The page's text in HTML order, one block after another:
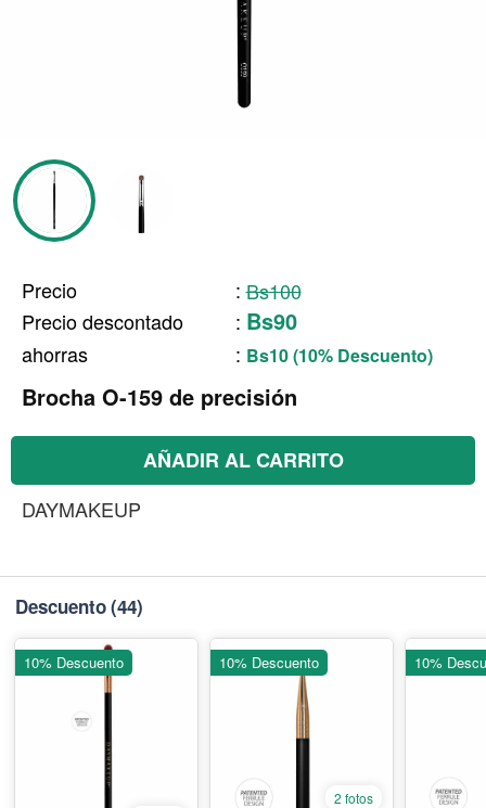
Precio : Bs100
Precio descontado
: Bs90
ahorras : Bs10 (10% Descuento)
Brocha O-159 de precisión
AÑADIR AL CARRITO
DAYMAKEUP
Descuento(44)
10% Descuento
2 fotos
10% Descuento 10%